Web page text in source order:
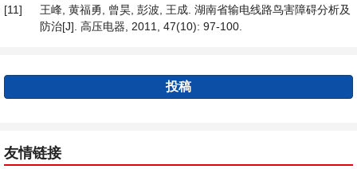
[11]
王峰, 黄福勇, 曾昊, 彭波, 王成. 湖南省输电线路鸟害障碍分析及
防治[J]. 高压电器, 2011, 47(10): 97-100.
投稿
友情链接